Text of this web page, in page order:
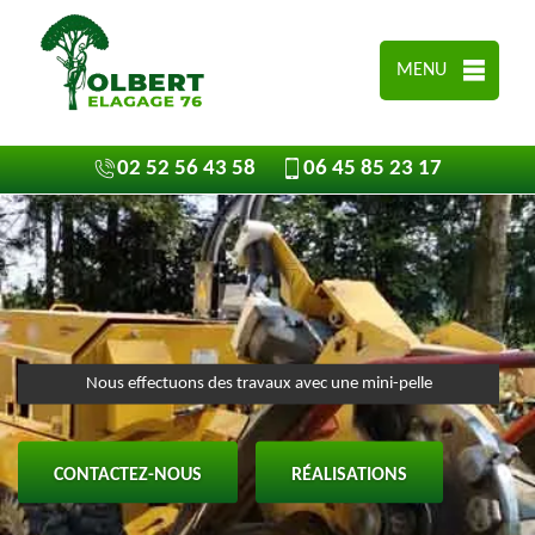
MENU
02 52 56 43 58 06 45 85 23 17
Nous effectuons des travaux avec une mini-pelle
CONTACTEZ-NOUS RÉALISATIONS